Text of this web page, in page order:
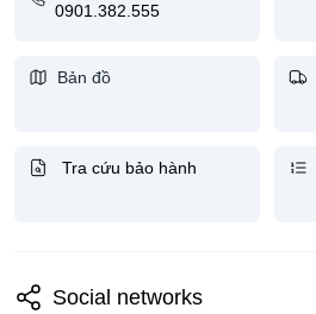
0901.382.555
Bản đồ
Tra cứu bảo hành
Social networks